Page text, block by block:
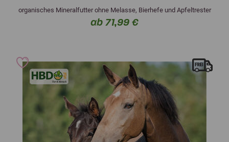
organisches Mineralfutter ohne Melasse, Bierhefe und Apfeltrester
ab 71,99 €